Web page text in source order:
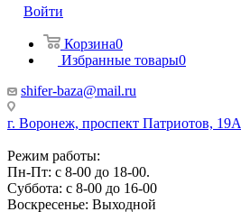
Войти
Корзина0
Избранные товары0
shifer-baza@mail.ru
г. Воронеж, проспект Патриотов, 19А
Режим работы:
Пн-Пт: с 8-00 до 18-00.
Суббота: с 8-00 до 16-00
Воскресенье: Выходной